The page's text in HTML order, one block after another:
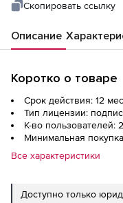
Скопировать ссылку
Описание
Коротко о товаре
Срок действия: 12
Тип лицензии:
К-во пользователей:
Минимальная
Все характеристики
Доступно только